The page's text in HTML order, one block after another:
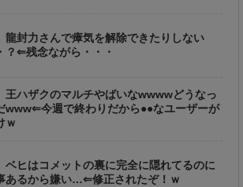
龍封力さんで瘴気を解除できたりしない
？⇐残念ながら・・・
王ハザクのマルチやばいなwwwwどうなっ
www⇐今週で終わりだから●●なユーザーが
ｗ
ベヒはコメットの裏に完全に隠れてるのに
あるから嫌い…⇐修正されたぞ！ｗ